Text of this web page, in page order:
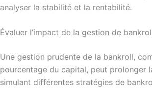
analyser la stabilité et la rentabilité.
Évaluer l’impact de la gestion de
Une gestion prudente de la bankroll,
pourcentage du capital, peut prolonger
simulant différentes stratégies de